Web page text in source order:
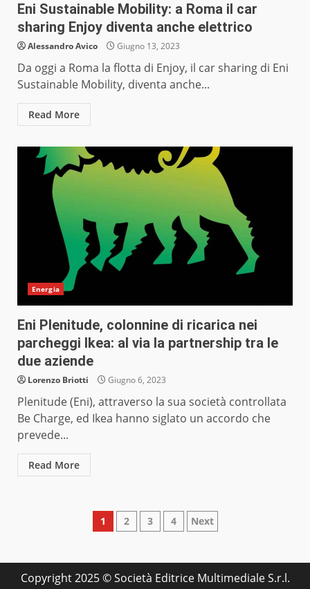
Eni Sustainable Mobility: a Roma il car
sharing Enjoy diventa anche elettrico
Alessandro Avico Giugno 13, 2023
Da oggi a Roma la flotta di Enjoy, il car sharing di Eni
Sustainable Mobility, diventa anche...
Read More
Energia
Eni Plenitude, colonnine di ricarica nei
parcheggi Ikea: al via la partnership tra le
due aziende
Lorenzo Briotti Giugno 6, 2023
Plenitude (Eni), attraverso la sua società controllata
Be Charge, ed Ikea hanno siglato un accordo che
prevede...
Read More
Paginazione
articoli
1 2 3 4 Next
Copyright 2025 © Società Editrice Multimediale S.r.l.